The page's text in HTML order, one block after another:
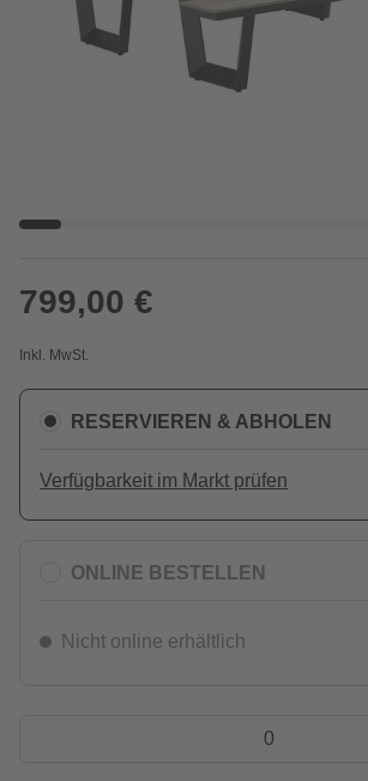
799,00 €
Inkl. MwSt.
RESERVIEREN & ABHOLEN
Verfügbarkeit im Markt prüfen
ONLINE BESTELLEN
Nicht online erhältlich